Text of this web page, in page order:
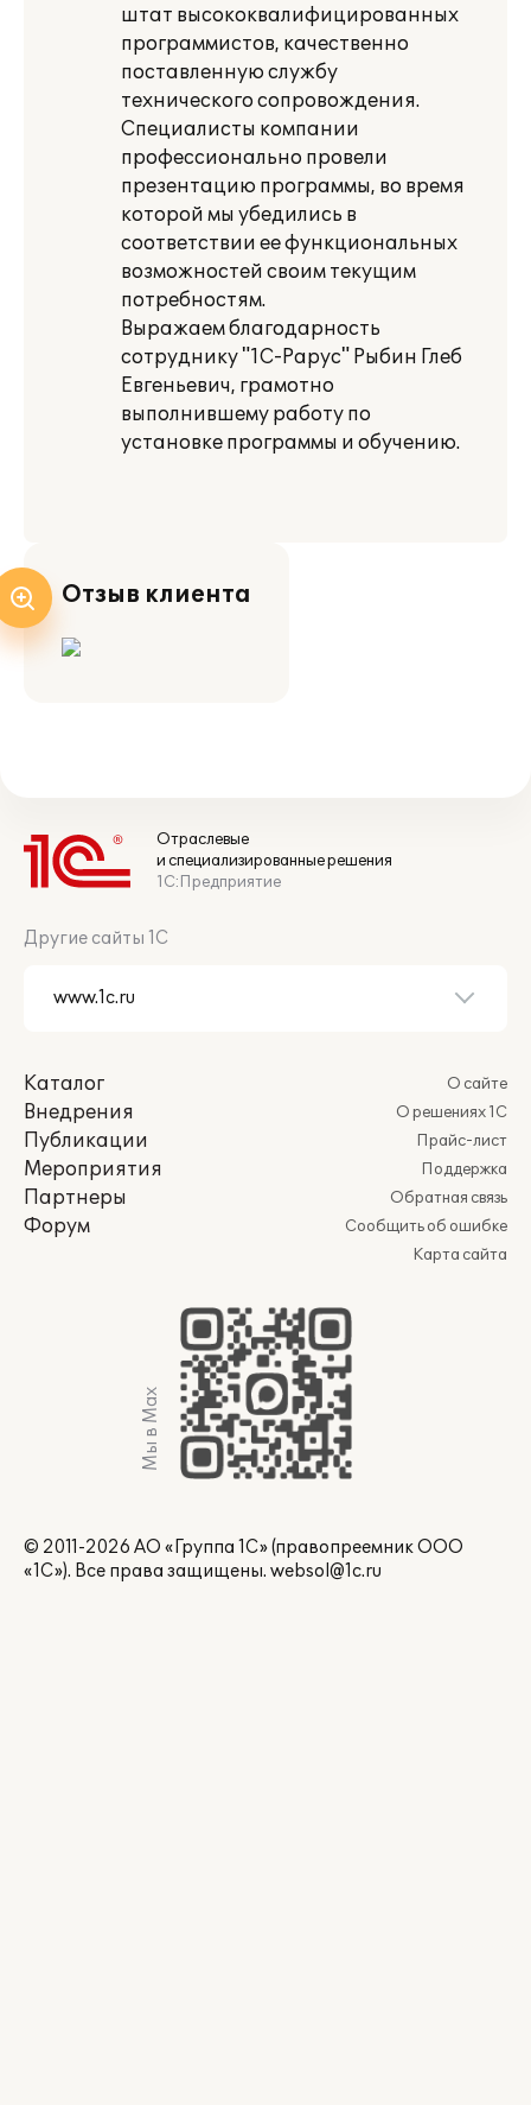
штат высококвалифицированных
программистов, качественно
поставленную службу
технического сопровождения.
Специалисты компании
профессионально провели
презентацию программы, во время
которой мы убедились в
соответствии ее функциональных
возможностей своим текущим
потребностям.
Выражаем благодарность
сотруднику "1С-Рарус" Рыбин Глеб
Евгеньевич, грамотно
выполнившему работу по
установке программы и обучению.
Отзыв клиента
Отраслевые
и специализированные решения
1С:Предприятие
Другие сайты 1С
Каталог
Внедрения
Публикации
Мероприятия
Партнеры
Форум
О сайте
О решениях 1С
Прайс-лист
Поддержка
Обратная связь
Сообщить об ошибке
Карта сайта
Мы в Max
© 2011-2026 АО «Группа 1С» (правопреемник ООО
«1С»). Все права защищены. websol@1c.ru